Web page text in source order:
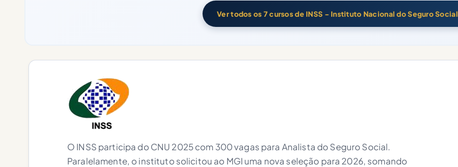
Ver todos os 7 cursos de INSS - Instituto Nacional do Seguro Social
O INSS participa do CNU 2025 com 300 vagas para Analista do Seguro Social.
Paralelamente, o instituto solicitou ao MGI uma nova seleção para 2026, somando